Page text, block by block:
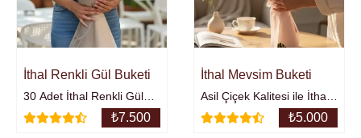
İthal Renkli Gül Buketi
30 Adet İthal Renkli Gül
buketinden oluşmaktadır.
₺7.500
İthal Mevsim Buketi
Asil Çiçek Kalitesi ile İthal
Çiçeklerden Oluşan
Mevsim BuketiGül ,
₺5.000